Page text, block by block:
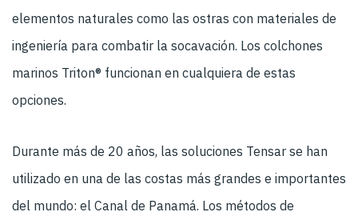
elementos naturales como las ostras con materiales de
ingeniería para combatir la socavación. Los colchones
marinos Triton® funcionan en cualquiera de estas
opciones.
Durante más de 20 años, las soluciones Tensar se han
utilizado en una de las costas más grandes e importantes
del mundo: el Canal de Panamá. Los métodos de